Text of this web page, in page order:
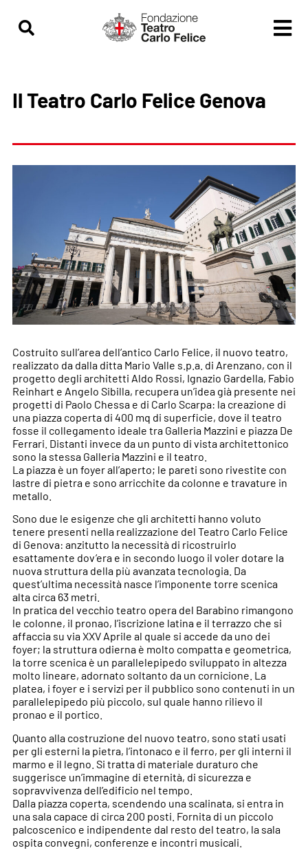
Il Teatro Carlo Felice Genova
Costruito sull’area dell’antico Carlo Felice, il nuovo teatro,
realizzato da dalla ditta Mario Valle s.p.a. di Arenzano, con il
progetto degli architetti Aldo Rossi, Ignazio Gardella, Fabio
Reinhart e Angelo Sibilla, recupera un’idea già presente nei
progetti di Paolo Chessa e di Carlo Scarpa: la creazione di
una piazza coperta di 400 mq di superficie, dove il teatro
fosse il collegamento ideale tra Galleria Mazzini e piazza De
Ferrari. Distanti invece da un punto di vista architettonico
sono la stessa Galleria Mazzini e il teatro.
La piazza è un foyer all’aperto; le pareti sono rivestite con
lastre di pietra e sono arricchite da colonne e travature in
metallo.
Sono due le esigenze che gli architetti hanno voluto
tenere presenti nella realizzazione del Teatro Carlo Felice
di Genova: anzitutto la necessità di ricostruirlo
esattamente dov’era e in secondo luogo il voler dotare la
nuova struttura della più avanzata tecnologia. Da
quest’ultima necessità nasce l’imponente torre scenica
alta circa 63 metri.
In pratica del vecchio teatro opera del Barabino rimangono
le colonne, il pronao, l’iscrizione latina e il terrazzo che si
affaccia su via XXV Aprile al quale si accede da uno dei
foyer; la struttura odierna è molto compatta e geometrica,
la torre scenica è un parallelepipedo sviluppato in altezza
molto lineare, adornato soltanto da un cornicione. La
platea, i foyer e i servizi per il pubblico sono contenuti in un
parallelepipedo più piccolo, sul quale hanno rilievo il
pronao e il portico.
Quanto alla costruzione del nuovo teatro, sono stati usati
per gli esterni la pietra, l’intonaco e il ferro, per gli interni il
marmo e il legno. Si tratta di materiale duraturo che
suggerisce un’immagine di eternità, di sicurezza e
sopravvivenza dell’edificio nel tempo.
Dalla piazza coperta, scendendo una scalinata, si entra in
una sala capace di circa 200 posti. Fornita di un piccolo
palcoscenico e indipendente dal resto del teatro, la sala
ospita convegni, conferenze e incontri musicali.